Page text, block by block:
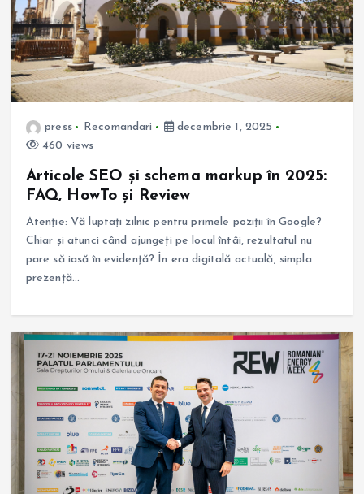
press Recomandari
decembrie 1, 2025
460 views
Articole SEO și schema markup în 2025:
FAQ, HowTo și Review
Atenție: Vă luptați zilnic pentru primele poziții în Google?
Chiar și atunci când ajungeți pe locul întâi, rezultatul nu
pare să iasă în evidență? În era digitală actuală, simpla
prezență…